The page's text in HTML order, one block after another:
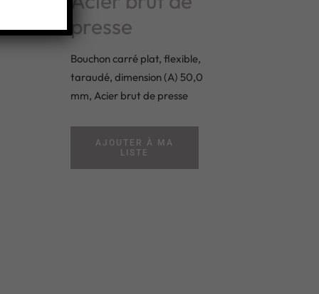
presse
Bouchon carré plat, flexible,
taraudé, dimension (A) 50,0
mm, Acier brut de presse
AJOUTER À MA
LISTE